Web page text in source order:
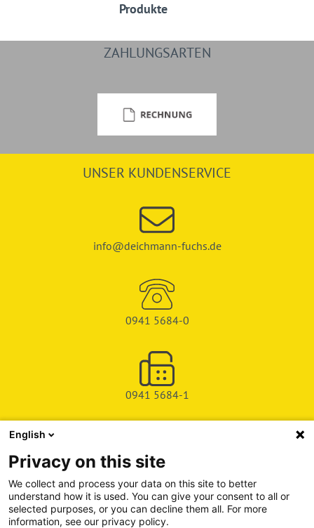
Produkte
ZAHLUNGSARTEN
UNSER KUNDENSERVICE
info@deichmann-fuchs.de
0941 5684-0
0941 5684-1
SHOP
SERVICE & SUPPORT
DEICHMAN-FUCHS VERLAG
English
Privacy on this site
We collect and process your data on this site to better
understand how it is used. You can give your consent to all or
selected purposes, or you can decline them all. For more
information, see our privacy policy.